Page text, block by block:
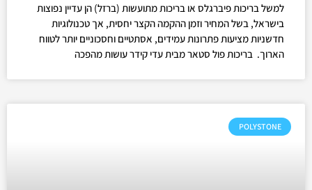
למשל בריכות פיברגלס או בריכות מתועשות (ברזל) הן עדיין נפוצות
בישראל, בשל המחיר וזמן ההקמה הקצר יחסית, אך טכנולוגיות
חדשניות מציעות פתרונות עמידים, אסתטיים וחסכוניים יותר לטווח
הארוך. בריכות פול סטאר מבית עדי קידר עושות מהפכה
POLYSTONE